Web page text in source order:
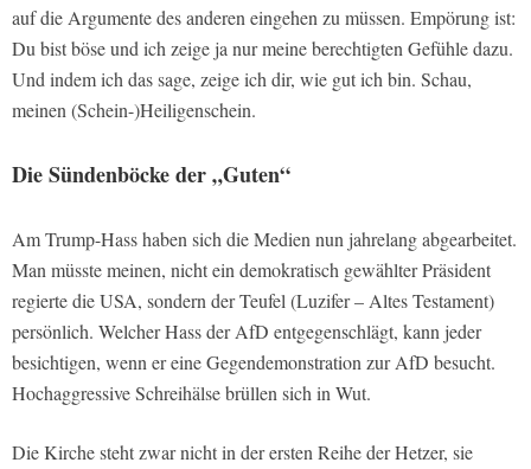
auf die Argumente des anderen eingehen zu müssen. Empörung ist:
Du bist böse und ich zeige ja nur meine berechtigten Gefühle dazu.
Und indem ich das sage, zeige ich dir, wie gut ich bin. Schau,
meinen (Schein-)Heiligenschein.
Die Sündenböcke der „Guten“
Am Trump-Hass haben sich die Medien nun jahrelang abgearbeitet.
Man müsste meinen, nicht ein demokratisch gewählter Präsident
regierte die USA, sondern der Teufel (Luzifer – Altes Testament)
persönlich. Welcher Hass der AfD entgegenschlägt, kann jeder
besichtigen, wenn er eine Gegendemonstration zur AfD besucht.
Hochaggressive Schreihälse brüllen sich in Wut.
Die Kirche steht zwar nicht in der ersten Reihe der Hetzer, sie